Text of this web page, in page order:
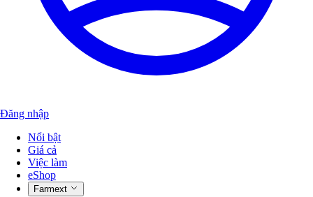
Đăng nhập
Nổi bật
Giá cả
Việc làm
eShop
Farmext